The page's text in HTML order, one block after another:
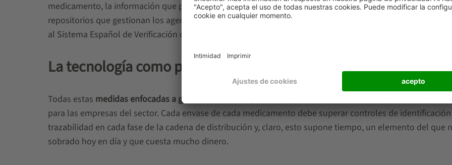
medicamento, la información que proporciona el datamatrix se compara con la almacenada en el
repositorios que gestionan los agentes implicados. En nuestro país, son más de 23000, que se agrupan en
al Sistema Español de Verificación de Medicamentos (SEVeM).
La tecnología como principal aliado
Todas estas medidas enfocadas a garantizar la salud pública
para las empresas del sector. Cada envase de cada medicamento debe superar controles de
trazabilidad en cada fase de la cadena de distribución y, claro, esto supone tiempo, un elemento del que
sobrado hoy en día y que cuesta mucho dinero.